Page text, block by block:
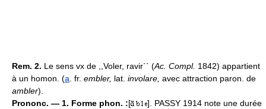
Rem. 2. Le sens vx de ,,Voler, ravir`` (Ac. Compl. 1842) appartient
à un homon. (a. fr. embler, lat. involare, avec attraction paron. de
ambler).
Prononc. — 1. Forme phon. :[
]. PASSY 1914 note une durée